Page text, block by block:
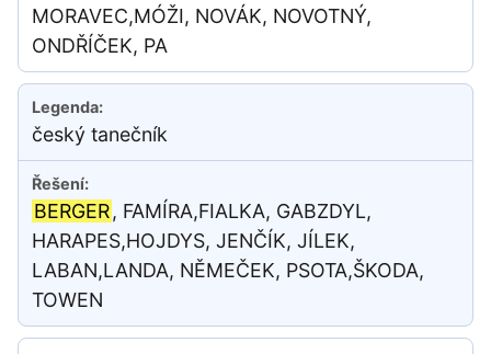
MORAVEC,MÓŽI, NOVÁK, NOVOTNÝ,
ONDŘÍČEK, PA
český tanečník
BERGER, FAMÍRA,FIALKA, GABZDYL,
HARAPES,HOJDYS, JENČÍK, JÍLEK,
LABAN,LANDA, NĚMEČEK, PSOTA,ŠKODA,
TOWEN